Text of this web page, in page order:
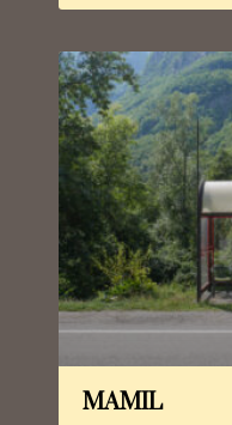
MAMIL